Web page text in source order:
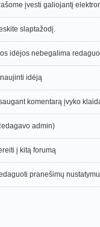
įvesti galiojantį
slaptažodį.
idėjos nebegalima
idėją
komentarą įvyko
admin)
į kitą forumą
pranešimų